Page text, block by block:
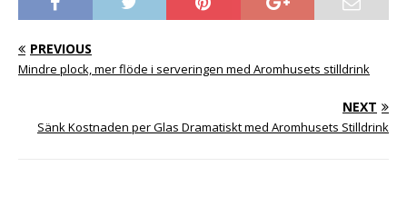
PREVIOUS
Mindre plock, mer flöde i serveringen med Aromhusets stilldrink
NEXT
Sänk Kostnaden per Glas Dramatiskt med Aromhusets Stilldrink